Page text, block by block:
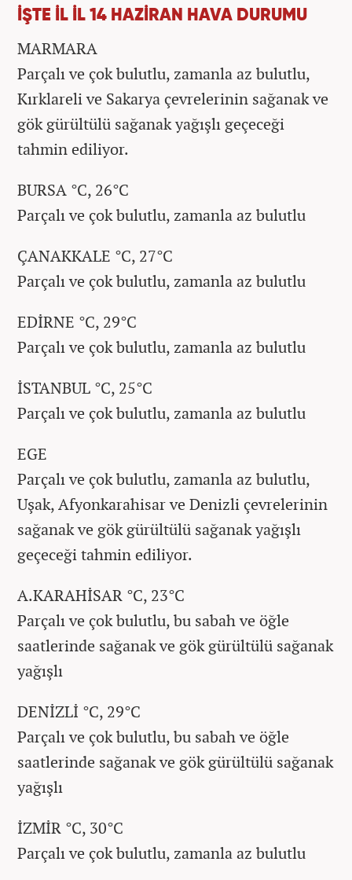
İŞTE İL İL 14 HAZİRAN HAVA DURUMU
MARMARA
Parçalı ve çok bulutlu, zamanla az bulutlu,
Kırklareli ve Sakarya çevrelerinin sağanak ve
gök gürültülü sağanak yağışlı geçeceği
tahmin ediliyor.
BURSA °C, 26°C
Parçalı ve çok bulutlu, zamanla az bulutlu
ÇANAKKALE °C, 27°C
Parçalı ve çok bulutlu, zamanla az bulutlu
EDİRNE °C, 29°C
Parçalı ve çok bulutlu, zamanla az bulutlu
İSTANBUL °C, 25°C
Parçalı ve çok bulutlu, zamanla az bulutlu
EGE
Parçalı ve çok bulutlu, zamanla az bulutlu,
Uşak, Afyonkarahisar ve Denizli çevrelerinin
sağanak ve gök gürültülü sağanak yağışlı
geçeceği tahmin ediliyor.
A.KARAHİSAR °C, 23°C
Parçalı ve çok bulutlu, bu sabah ve öğle
saatlerinde sağanak ve gök gürültülü sağanak
yağışlı
DENİZLİ °C, 29°C
Parçalı ve çok bulutlu, bu sabah ve öğle
saatlerinde sağanak ve gök gürültülü sağanak
yağışlı
İZMİR °C, 30°C
Parçalı ve çok bulutlu, zamanla az bulutlu